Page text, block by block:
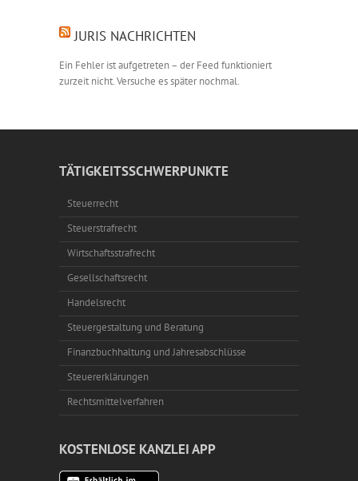
JURIS NACHRICHTEN
Ein Fehler ist aufgetreten – der Feed funktioniert
zurzeit nicht. Versuche es später nochmal.
TÄTIGKEITSSCHWERPUNKTE
Steuerrecht
Steuerstrafrecht
Wirtschaftsstrafrecht
Gesellschaftsrecht
Handelsrecht
Steuergestaltung und Beratung
Finanzbuchhaltung und Jahresabschlüsse
Steuererklärungen
Rechtsmittelverfahren
KOSTENLOSE KANZLEI APP